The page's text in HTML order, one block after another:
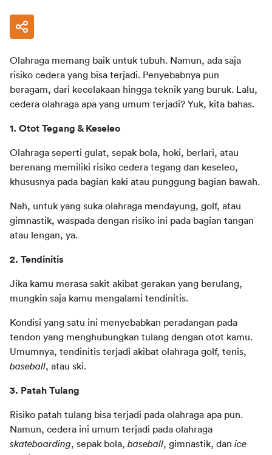
Olahraga memang baik untuk tubuh. Namun, ada saja
risiko cedera yang bisa terjadi. Penyebabnya pun
beragam, dari kecelakaan hingga teknik yang buruk. Lalu,
cedera olahraga apa yang umum terjadi? Yuk, kita bahas.
1. Otot Tegang & Keseleo
Olahraga seperti gulat, sepak bola, hoki, berlari, atau
berenang memiliki risiko cedera tegang dan keseleo,
khususnya pada bagian kaki atau punggung bagian bawah.
Nah, untuk yang suka olahraga mendayung, golf, atau
gimnastik, waspada dengan risiko ini pada bagian tangan
atau lengan, ya.
2. Tendinitis
Jika kamu merasa sakit akibat gerakan yang berulang,
mungkin saja kamu mengalami tendinitis.
Kondisi yang satu ini menyebabkan peradangan pada
tendon yang menghubungkan tulang dengan otot kamu.
baseball, atau ski.
3. Patah Tulang
Risiko patah tulang bisa terjadi pada olahraga apa pun.
skateboarding, sepak bola, baseball, gimnastik, dan ice